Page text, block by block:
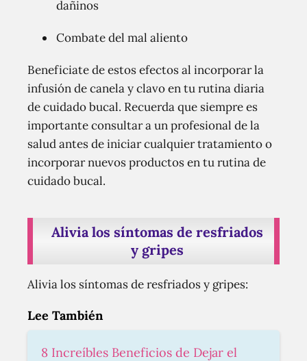
dañinos
Combate del mal aliento
Beneficiate de estos efectos al incorporar la
infusión de canela y clavo en tu rutina diaria
de cuidado bucal. Recuerda que siempre es
importante consultar a un profesional de la
salud antes de iniciar cualquier tratamiento o
incorporar nuevos productos en tu rutina de
cuidado bucal.
Alivia los síntomas de resfriados
y gripes
Alivia los síntomas de resfriados y gripes:
Lee También
8 Increíbles Beneficios de Dejar el